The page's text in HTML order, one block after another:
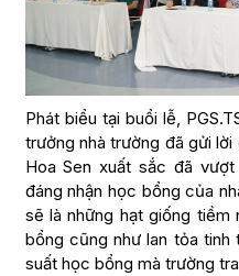
Phát biểu tại buổi lễ,
trưởng nhà trường đã gửi
Hoa Sen xuất sắc đã
đáng nhận học bổng của
sẽ là những hạt giống
bổng cũng như lan tỏa tinh
suất học bổng mà trường